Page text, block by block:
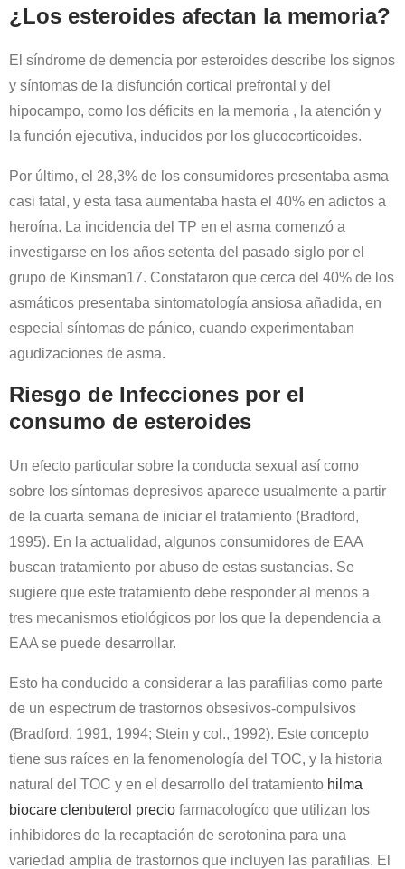
¿Los esteroides afectan la memoria?
El síndrome de demencia por esteroides describe los signos
y síntomas de la disfunción cortical prefrontal y del
hipocampo, como los déficits en la memoria , la atención y
la función ejecutiva, inducidos por los glucocorticoides.
Por último, el 28,3% de los consumidores presentaba asma
casi fatal, y esta tasa aumentaba hasta el 40% en adictos a
heroína. La incidencia del TP en el asma comenzó a
investigarse en los años setenta del pasado siglo por el
grupo de Kinsman17. Constataron que cerca del 40% de los
asmáticos presentaba sintomatología ansiosa añadida, en
especial síntomas de pánico, cuando experimentaban
agudizaciones de asma.
Riesgo de Infecciones por el
consumo de esteroides
Un efecto particular sobre la conducta sexual así como
sobre los síntomas depresivos aparece usualmente a partir
de la cuarta semana de iniciar el tratamiento (Bradford,
1995). En la actualidad, algunos consumidores de EAA
buscan tratamiento por abuso de estas sustancias. Se
sugiere que este tratamiento debe responder al menos a
tres mecanismos etiológicos por los que la dependencia a
EAA se puede desarrollar.
Esto ha conducido a considerar a las parafilias como parte
de un espectrum de trastornos obsesivos-compulsivos
(Bradford, 1991, 1994; Stein y col., 1992). Este concepto
tiene sus raíces en la fenomenología del TOC, y la historia
natural del TOC y en el desarrollo del tratamiento hilma
biocare clenbuterol precio farmacologíco que utilizan los
inhibidores de la recaptación de serotonina para una
variedad amplia de trastornos que incluyen las parafilias. El